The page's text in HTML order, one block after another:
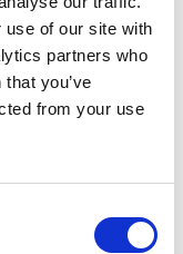
use of our site with
partners who
you’ve
from your use